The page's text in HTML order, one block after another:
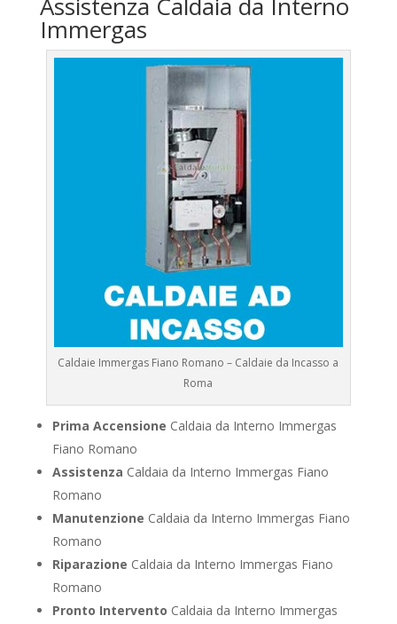
Assistenza Caldaia da Interno
Immergas
Caldaie Immergas Fiano Romano – Caldaie da Incasso a
Roma
Prima Accensione Caldaia da Interno Immergas
Fiano Romano
Assistenza Caldaia da Interno Immergas Fiano
Romano
Manutenzione Caldaia da Interno Immergas Fiano
Romano
Riparazione Caldaia da Interno Immergas Fiano
Romano
Pronto Intervento Caldaia da Interno Immergas